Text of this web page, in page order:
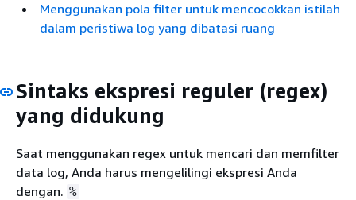
Menggunakan pola filter untuk mencocokkan istilah
dalam peristiwa log yang dibatasi ruang
Sintaks ekspresi reguler (regex)
yang didukung
Saat menggunakan regex untuk mencari dan memfilter
data log, Anda harus mengelilingi ekspresi Anda
dengan. %